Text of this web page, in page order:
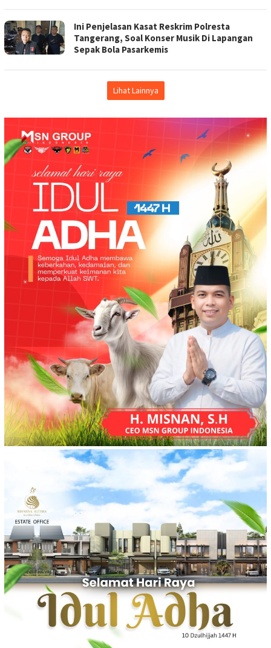
Ini Penjelasan Kasat Reskrim Polresta
Tangerang, Soal Konser Musik Di Lapangan
Sepak Bola Pasarkemis
Lihat Lainnya